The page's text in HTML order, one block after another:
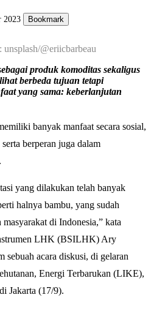
2023 Bookmark
unsplash/@eriicbarbeau
produk komoditas sekaligus
berbeda tujuan tetapi
yang sama: keberlanjutan
banyak manfaat secara sosial,
berperan juga dalam
yang dilakukan telah banyak
halnya bambu, yang sudah
di Indonesia,” kata
LHK (BSILHK) Ary
sebuah acara diskusi, di gelaran
Energi Terbarukan (LIKE),
Jakarta (17/9).